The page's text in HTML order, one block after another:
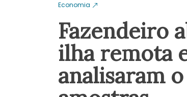
Economia
Fazendeiro
ilha remota
analisaram